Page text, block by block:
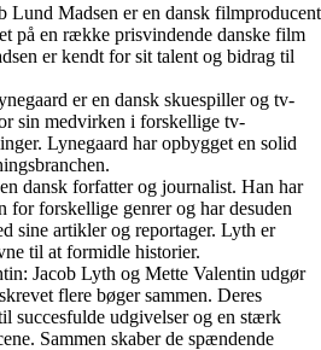
Lund Madsen er en dansk filmproducent
på en række prisvindende danske film
er kendt for sit talent og bidrag til
er en dansk skuespiller og tv-
sin medvirken i forskellige tv-
Lynegaard har opbygget en solid
dansk forfatter og journalist. Han har
for forskellige genrer og har desuden
sine artikler og reportager. Lyth er
til at formidle historier.
Jacob Lyth og Mette Valentin udgør
flere bøger sammen. Deres
succesfulde udgivelser og en stærk
Sammen skaber de spændende